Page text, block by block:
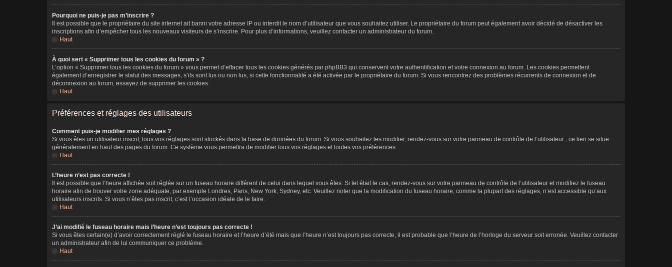
Pourquoi ne puis-je pas m’inscrire ?
Il est possible que le propriétaire du site internet ait banni votre adresse IP ou interdit le nom d’utilisateur que vous souhaitez utiliser. Le propriétaire du forum peut également avoir décidé de désactiver les
inscriptions afin d’empêcher tous les nouveaux visiteurs de s’inscrire. Pour plus d’informations, veuillez contacter un administrateur du forum.
Haut
À quoi sert « Supprimer tous les cookies du forum » ?
L’option « Supprimer tous les cookies du forum » vous permet d’effacer tous les cookies générés par phpBB3 qui conservent votre authentification et votre connexion au forum. Les cookies permettent
également d’enregistrer le statut des messages, s’ils sont lus ou non lus, si cette fonctionnalité a été activée par le propriétaire du forum. Si vous rencontrez des problèmes récurrents de connexion et de
déconnexion au forum, essayez de supprimer les cookies.
Haut
Préférences et réglages des utilisateurs
Comment puis-je modifier mes réglages ?
Si vous êtes un utilisateur inscrit, tous vos réglages sont stockés dans la base de données du forum. Si vous souhaitez les modifier, rendez-vous sur votre panneau de contrôle de l’utilisateur ; ce lien se situe
généralement en haut des pages du forum. Ce système vous permettra de modifier tous vos réglages et toutes vos préférences.
Haut
L’heure n’est pas correcte !
Il est possible que l’heure affichée soit réglée sur un fuseau horaire différent de celui dans lequel vous êtes. Si tel était le cas, rendez-vous sur votre panneau de contrôle de l’utilisateur et modifiez le fuseau
horaire afin de trouver votre zone adéquate, par exemple Londres, Paris, New York, Sydney, etc. Veuillez noter que la modification du fuseau horaire, comme la plupart des réglages, n’est accessible qu’aux
utilisateurs inscrits. Si vous n’êtes pas inscrit, c’est l’occasion idéale de le faire.
Haut
J’ai modifié le fuseau horaire mais l’heure n’est toujours pas correcte !
Si vous êtes certain(e) d’avoir correctement réglé le fuseau horaire et l’heure d’été mais que l’heure n’est toujours pas correcte, il est probable que l’heure de l’horloge du serveur soit erronée. Veuillez contacter
un administrateur afin de lui communiquer ce problème.
Haut